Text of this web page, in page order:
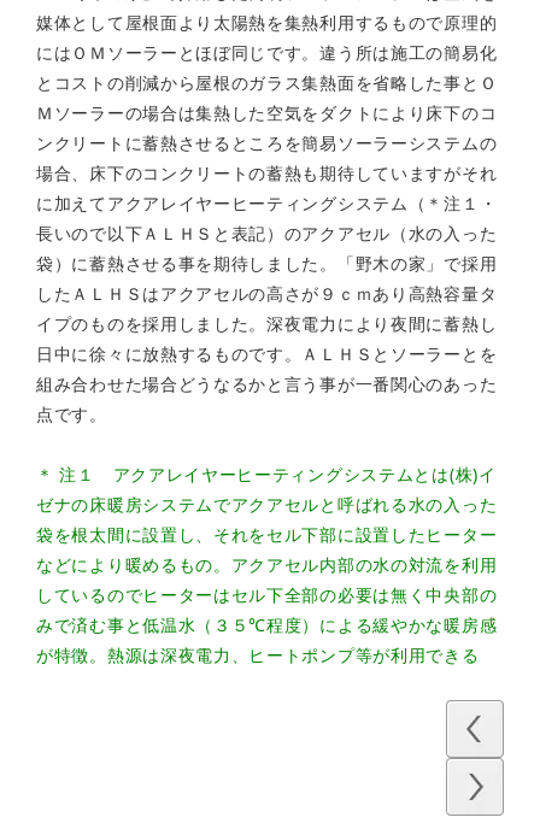
媒体として屋根面より太陽熱を集熱利用するもので原理的
にはＯＭソーラーとほぼ同じです。違う所は施工の簡易化
とコストの削減から屋根のガラス集熱面を省略した事とＯ
Ｍソーラーの場合は集熱した空気をダクトにより床下のコ
ンクリートに蓄熱させるところを簡易ソーラーシステムの
場合、床下のコンクリートの蓄熱も期待していますがそれ
に加えてアクアレイヤーヒーティングシステム（＊注１・
長いので以下ＡＬＨＳと表記）のアクアセル（水の入った
袋）に蓄熱させる事を期待しました。「野木の家」で採用
したＡＬＨＳはアクアセルの高さが９ｃｍあり高熱容量タ
イプのものを採用しました。深夜電力により夜間に蓄熱し
日中に徐々に放熱するものです。ＡＬＨＳとソーラーとを
組み合わせた場合どうなるかと言う事が一番関心のあった
点です。
＊ 注１ アクアレイヤーヒーティングシステムとは(株)イ
ゼナの床暖房システムでアクアセルと呼ばれる水の入った
袋を根太間に設置し、それをセル下部に設置したヒーター
などにより暖めるもの。アクアセル内部の水の対流を利用
しているのでヒーターはセル下全部の必要は無く中央部の
みで済む事と低温水（３５℃程度）による緩やかな暖房感
が特徴。熱源は深夜電力、ヒートポンプ等が利用できる